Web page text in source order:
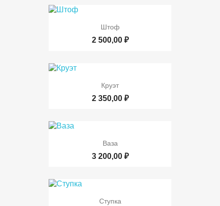
Штоф
2 500,00 ₽
Круэт
2 350,00 ₽
Ваза
3 200,00 ₽
Ступка